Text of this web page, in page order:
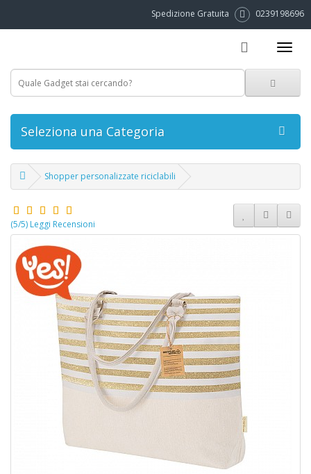
Spedizione Gratuita 0239198696
Seleziona una Categoria
Shopper personalizzate riciclabili
(5/5) Leggi Recensioni